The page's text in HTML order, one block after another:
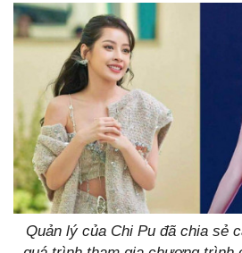
Quản lý của Chi Pu đã chia sẻ